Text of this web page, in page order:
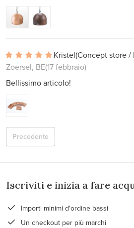
Kristel
Zoersel, BE(17 febbraio)
Bellissimo articolo!
Precedente
Iscriviti e inizia a fare
Importi minimi d'ordine bassi
Un checkout per più marchi